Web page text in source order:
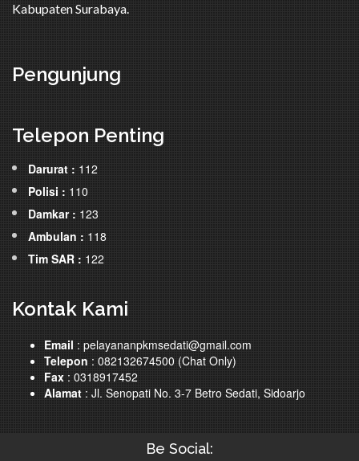
Kabupaten Surabaya.
Pengunjung
Telepon Penting
Darurat : 112
Polisi : 110
Damkar : 123
Ambulan : 118
Tim SAR : 122
Kontak Kami
Email : pelayananpkmsedati@gmail.com
Telepon : 082132674500 (Chat Only)
Fax : 0318917452
Alamat : Jl. Senopati No. 3-7 Betro Sedati, Sidoarjo
Be Social: